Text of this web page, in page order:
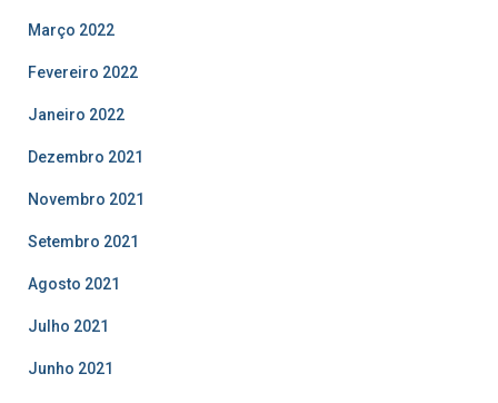
Março 2022
Fevereiro 2022
Janeiro 2022
Dezembro 2021
Novembro 2021
Setembro 2021
Agosto 2021
Julho 2021
Junho 2021